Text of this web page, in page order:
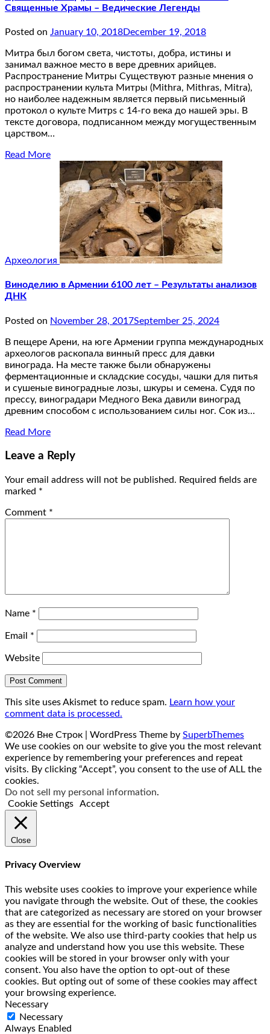
Священные Храмы – Ведические Легенды
Posted on January 10, 2018December 19, 2018
Митра был богом света, чистоты, добра, истины и
занимал важное место в вере древних арийцев.
Распространение Митры Существуют разные мнения о
распространении культа Митры (Mithra, Mithras, Mitra),
но наиболее надежным является первый письменный
протокол о культе Митрs с 14-го века до нашей эры. В
тексте договора, подписанном между могущественным
царством…
Read More
Археология
Виноделию в Армении 6100 лет – Результаты анализов
ДНК
Posted on November 28, 2017September 25, 2024
В пещере Арени, на юге Армении группа международных
археологов раскопала винный пресс для давки
винограда. На месте также были обнаружены
ферментационные и складские сосуды, чашки для питья
и сушеные виноградные лозы, шкуры и семена. Судя по
прессу, виноградари Медного Века давили виноград
древним способом с использованием силы ног. Сок из…
Read More
Leave a Reply
Your email address will not be published. Required fields are
marked *
Comment *
Name *
Email *
Website
This site uses Akismet to reduce spam. Learn how your
comment data is processed.
©2026 Вне Строк | WordPress Theme by SuperbThemes
We use cookies on our website to give you the most relevant
experience by remembering your preferences and repeat
visits. By clicking “Accept”, you consent to the use of ALL the
cookies.
Do not sell my personal information.
Cookie Settings
Accept
Close
Privacy Overview
This website uses cookies to improve your experience while
you navigate through the website. Out of these, the cookies
that are categorized as necessary are stored on your browser
as they are essential for the working of basic functionalities
of the website. We also use third-party cookies that help us
analyze and understand how you use this website. These
cookies will be stored in your browser only with your
consent. You also have the option to opt-out of these
cookies. But opting out of some of these cookies may affect
your browsing experience.
Necessary
Necessary
Always Enabled